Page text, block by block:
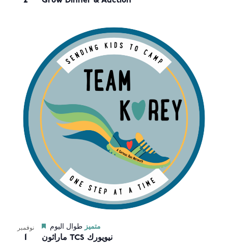
نوفمبر
1 ماراثون TCS نيويورك
متميز طوال اليوم